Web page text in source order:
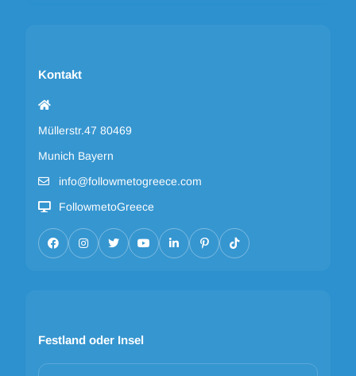
Kontakt
Müllerstr.47 80469
Munich Bayern
info@followmetogreece.com
FollowmetoGreece
Festland oder Insel